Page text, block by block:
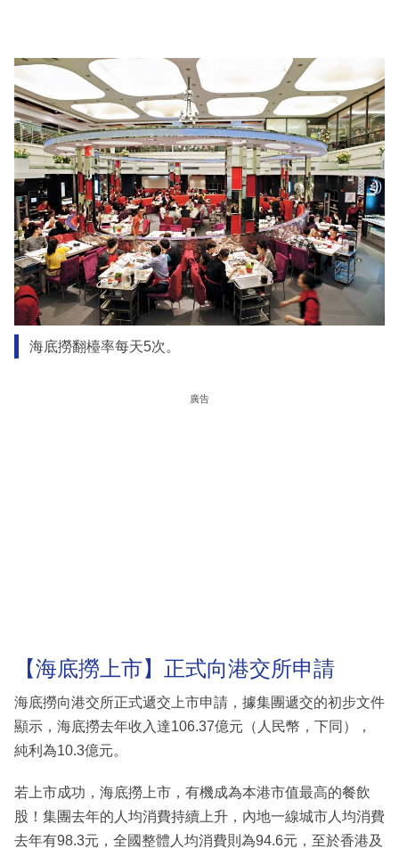
海底撈翻檯率每天5次。
廣告
【海底撈上市】正式向港交所申請
海底撈向港交所正式遞交上市申請，據集團遞交的初步文件
顯示，海底撈去年收入達106.37億元（人民幣，下同），
純利為10.3億元。
若上市成功，海底撈上市，有機成為本港市值最高的餐飲
股！集團去年的人均消費持續上升，內地一線城市人均消費
去年有98.3元，全國整體人均消費則為94.6元，至於香港及